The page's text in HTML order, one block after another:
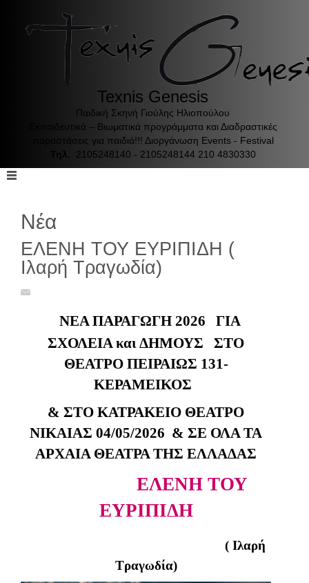
Texnis Genesis
Παιδική Σκηνή Γιούλης Ηλιοπούλου
Εκπαιδευτικά – Βιωματικά προγράμματα και Διαδραστικές
παραστάσεις για παιδιά!!! Διοργάνωση Events - Festival
Τηλ. 2105248140 - 2105248144 210 4830330
Νέα
ΕΛΕΝΗ ΤΟΥ ΕΥΡΙΠΙΔΗ (
Ιλαρή Τραγωδία)
ΝΕΑ ΠΑΡΑΓΩΓΗ 2026
ΓΙΑ
ΣΧΟΛΕΙΑ και ΔΗΜΟΥΣ ΣΤΟ
ΘΕΑΤΡΟ ΠΕΙΡΑΙΩΣ 131-
ΚΕΡΑΜΕΙΚΟΣ
& ΣΤΟ ΚΑΤΡΑΚΕΙΟ ΘΕΑΤΡΟ
ΝΙΚΑΙΑΣ 04/05/2026 & ΣΕ ΟΛΑ ΤΑ
ΑΡΧΑΙΑ ΘΕΑΤΡΑ ΤΗΣ ΕΛΛΑΔΑΣ
ΕΛΕΝΗ ΤΟΥ
ΕΥΡΙΠΙΔΗ
( Ιλαρή
Τραγωδία)